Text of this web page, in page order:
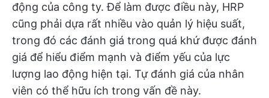
động của công ty. Để làm được điều này, HRP
cũng phải dựa rất nhiều vào quản lý hiệu suất,
trong đó các đánh giá trong quá khứ được đánh
giá để hiểu điểm mạnh và điểm yếu của lực
lượng lao động hiện tại. Tự đánh giá của nhân
viên có thể hữu ích trong vấn đề này.